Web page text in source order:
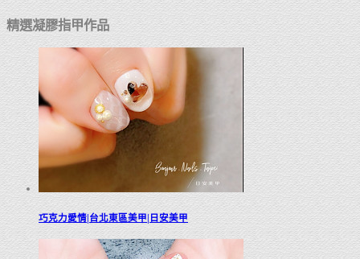
精選凝膠指甲作品
巧克力愛情|台北東區美甲|日安美甲